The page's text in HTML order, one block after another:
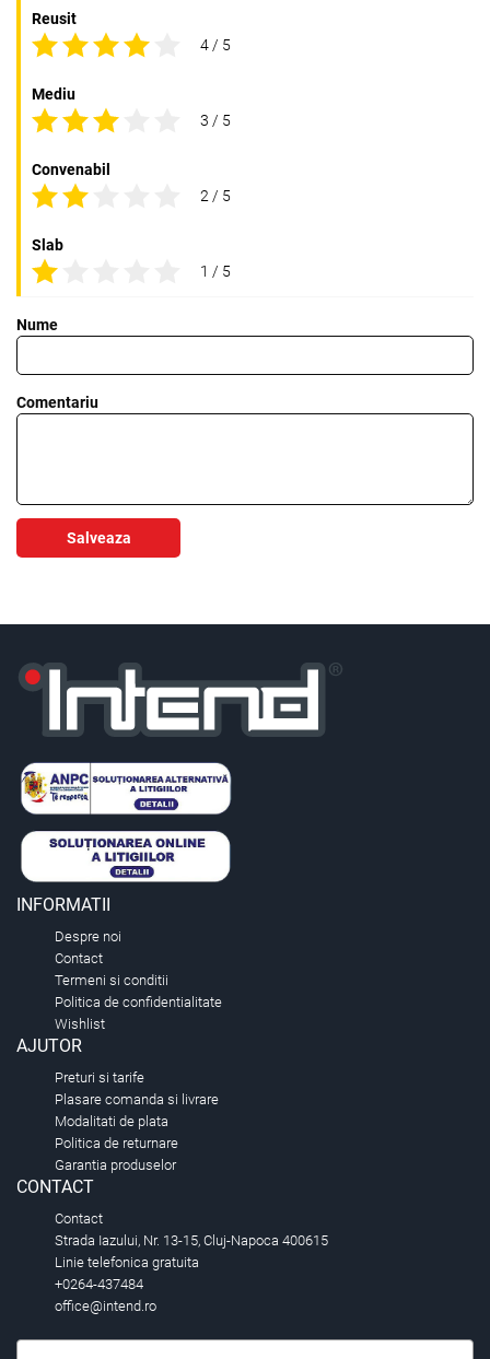
Reusit
4 / 5
Mediu
3 / 5
Convenabil
2 / 5
Slab
1 / 5
Nume
Comentariu
Salveaza
INFORMATII
Despre noi
Contact
Termeni si conditii
Politica de confidentialitate
Wishlist
AJUTOR
Preturi si tarife
Plasare comanda si livrare
Modalitati de plata
Politica de returnare
Garantia produselor
CONTACT
Contact
Strada Iazului, Nr. 13-15, Cluj-Napoca 400615
Linie telefonica gratuita
+0264-437484
office@intend.ro